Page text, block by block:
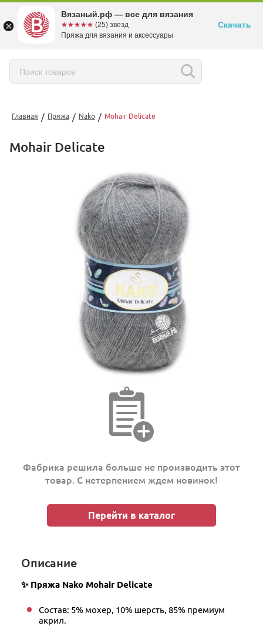
Главная / Пряжа / Nako / Mohair Delicate
Mohair Delicate
Фабрика решила больше не производить этот
товар. С нетерпением ждем новинок!
Перейти в каталог
Описание
✨ Пряжа Nako Mohair Delicate
Состав: 5% мохер, 10% шерсть, 85% премиум
акрил.
Вязаный.рф — все для вязания
☆☆☆☆☆
★★★★★ (25) звезд
Пряжа для вязания и аксессуары
Скачать